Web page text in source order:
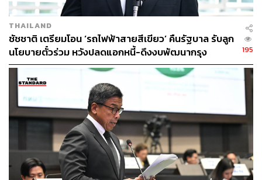
THAILAND
ชัชชาติ เตรียมโอน ‘รถไฟฟ้าสายสีเขียว’ คืนรัฐบาล รับลูก
นโยบายตั๋วร่วม หวังปลดแอกหนี้-ดึงงบพัฒนากรุง
195